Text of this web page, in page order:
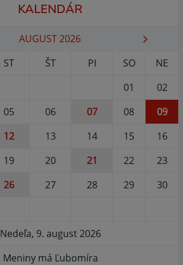
KALENDÁR
AUGUST 2026
ST ŠT PI SO
NE
01
02
05 06 07 08
09
12 13 14 15
16
19 20 21 22
23
26 27 28 29
30
Nedeľa, 9. august 2026
Meniny má Ľubomíra